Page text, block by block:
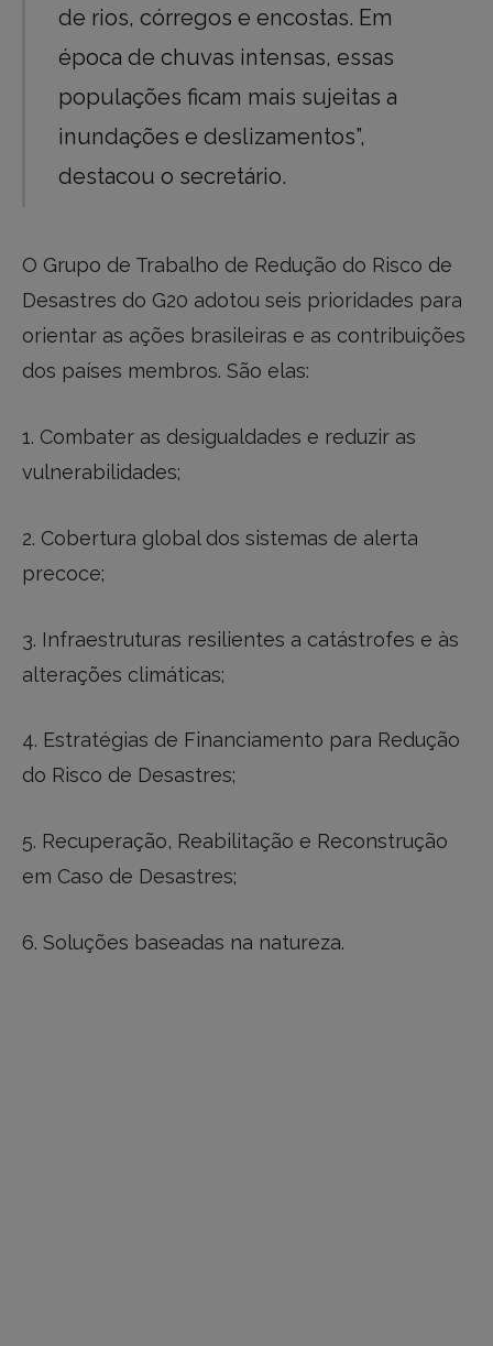
de rios, córregos e encostas. Em
época de chuvas intensas, essas
populações ficam mais sujeitas a
inundações e deslizamentos”,
destacou o secretário.
O Grupo de Trabalho de Redução do Risco de
Desastres do G20 adotou seis prioridades para
orientar as ações brasileiras e as contribuições
dos países membros. São elas:
1. Combater as desigualdades e reduzir as
vulnerabilidades;
2. Cobertura global dos sistemas de alerta
precoce;
3. Infraestruturas resilientes a catástrofes e às
alterações climáticas;
4. Estratégias de Financiamento para Redução
do Risco de Desastres;
5. Recuperação, Reabilitação e Reconstrução
em Caso de Desastres;
6. Soluções baseadas na natureza.